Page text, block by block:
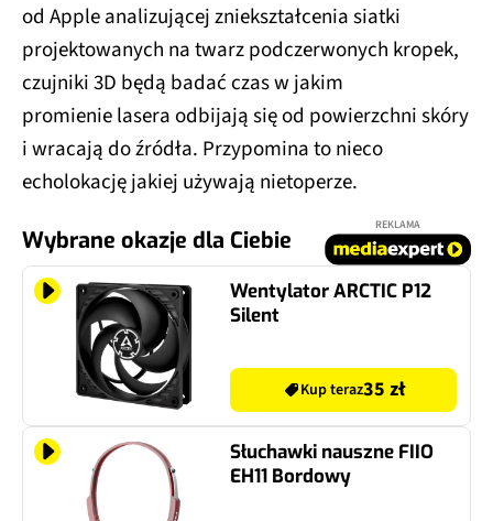
od Apple analizującej zniekształcenia siatki
projektowanych na twarz podczerwonych kropek,
czujniki 3D będą badać czas w jakim
promienie lasera odbijają się od powierzchni skóry
i wracają do źródła. Przypomina to nieco
echolokację jakiej używają nietoperze.
Wybrane okazje dla Ciebie
REKLAMA
Wentylator ARCTIC P12
Silent
Kup teraz35 zł
Słuchawki nauszne FIIO
EH11 Bordowy